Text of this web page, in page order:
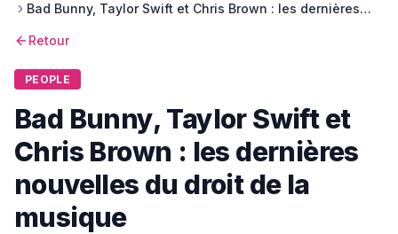
Bad Bunny, Taylor Swift et Chris Brown : les dernières
Retour
PEOPLE
Bad Bunny, Taylor Swift et
Chris Brown : les dernières
nouvelles du droit de la
musique